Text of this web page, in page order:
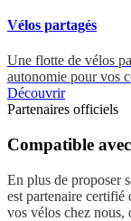
Vélos partagés
Une flotte de vélos
autonomie pour vos
Découvrir
Partenaires officiels
Compatible
En plus de proposer
est partenaire certifié
vos vélos chez nous,